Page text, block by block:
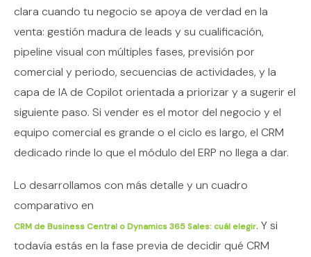
clara cuando tu negocio se apoya de verdad en la
venta: gestión madura de leads y su cualificación,
pipeline visual con múltiples fases, previsión por
comercial y periodo, secuencias de actividades, y la
capa de IA de Copilot orientada a priorizar y a sugerir el
siguiente paso. Si vender es el motor del negocio y el
equipo comercial es grande o el ciclo es largo, el CRM
dedicado rinde lo que el módulo del ERP no llega a dar.
Lo desarrollamos con más detalle y un cuadro
comparativo en
CRM de Business Central o Dynamics 365 Sales: cuál elegir. Y si
todavía estás en la fase previa de decidir qué CRM